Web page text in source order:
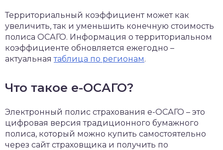
Территориальный коэффициент может как
увеличить, так и уменьшить конечную стоимость
полиса ОСАГО. Информация о территориальном
коэффициенте обновляется ежегодно –
актуальнаятаблица по регионам.
Что такое е-ОСАГО?
Электронный полис страхования е-ОСАГО – это
цифровая версия традиционного бумажного
полиса, который можно купить самостоятельно
через сайт страховщика и получить по